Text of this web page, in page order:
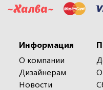
Информация
О компании
Дизайнерам
Новости